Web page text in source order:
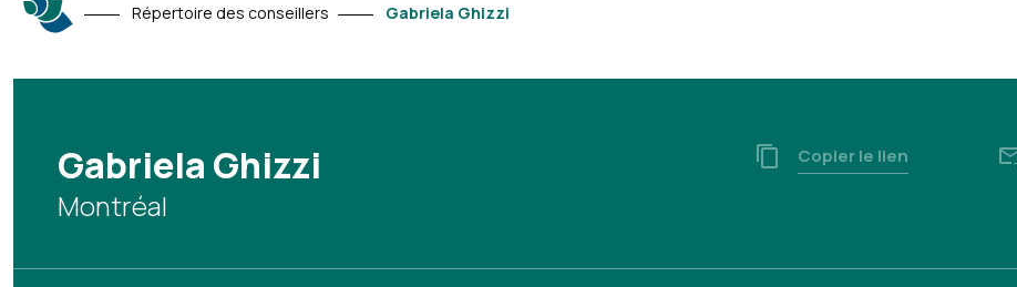
Répertoire des conseillers Gabriela Ghizzi
Gabriela Ghizzi
Montréal
Copier le lien